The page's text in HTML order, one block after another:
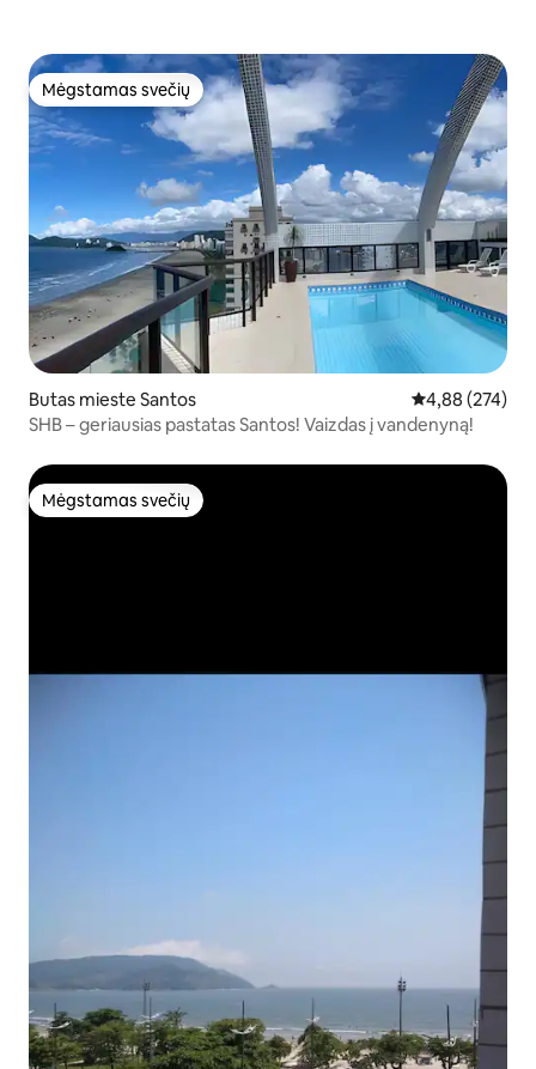
Mėgstamas svečių
Mėgstamas svečių
Butas mieste Santos Vidutinis
4,88 (274)
SHB – geriausias pastatas Santos! Vaizdas į vandenyną!
Mėgstamas svečių
Mėgstamas svečių